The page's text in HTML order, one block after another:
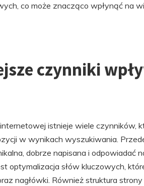
co może znacząco wpłynąć na
czynniki
istnieje wiele czynników,
w wynikach wyszukiwania.
dobrze napisana i odpowiadać
optymalizacja słów kluczowych,
nagłówki. Również struktura